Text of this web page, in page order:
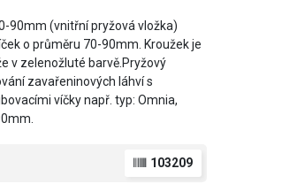
90mm (vnitřní pryžová vložka)
o průměru 70-90mm. Kroužek je
v zelenožluté barvě.Pryžový
zavařeninových láhví s
víčky např. typ: Omnia,
103209